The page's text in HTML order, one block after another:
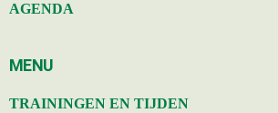
AGENDA
MENU
TRAININGEN EN TIJDEN